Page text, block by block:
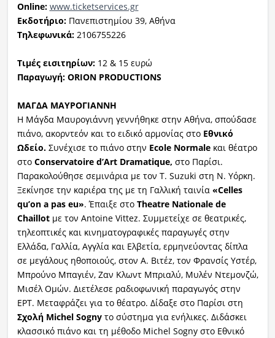
Online: www.ticketservices.gr
Εκδοτήριο: Πανεπιστημίου 39, Αθήνα
Τηλεφωνικά: 2106755226
Τιμές εισιτηρίων: 12 & 15 ευρώ
Παραγωγή: ORION PRODUCTIONS
ΜΑΓΔΑ ΜΑΥΡΟΓΙΑΝΝΗ
Η Μάγδα Μαυρογιάννη γεννήθηκε στην Αθήνα, σπούδασε
πιάνο, ακορντεόν και το ειδικό αρμονίας στοΕθνικό
Ωδείο. Συνέχισε το πιάνο στην Ecole Normale και θέατρο
στο Conservatoire d’Art Dramatique, στο Παρίσι.
Παρακολούθησε σεμινάρια με τον T. Suzuki στη Ν. Υόρκη.
Ξεκίνησε την καριέρα της με τη Γαλλική ταινία «Celles
qu’on a pas eu». Έπαιξε στο Theatre Nationale de
Chaillot με τον Antoine Vittez. Συμμετείχε σε θεατρικές,
τηλεοπτικές και κινηματογραφικές παραγωγές στην
Ελλάδα, Γαλλία, Αγγλία και Ελβετία, ερμηνεύοντας δίπλα
σε μεγάλους ηθοποιούς, στον Α. Βιτέz, τον Φρανσίς Υστέρ,
Μπρούνο Μπαγιέν, Ζαν Κλωντ Μπριαλύ, Μυλέν Ντεμονζώ,
Μισέλ Ομών. Διετέλεσε ραδιοφωνική παραγωγός στην
ΕΡΤ. Μεταφράζει για το θέατρο. Δίδαξε στο Παρίσι στη
Σχολή Michel Sognyτο σύστημα για ενήλικες. Διδάσκει
κλασσικό πιάνο και τη μέθοδο Michel Sogny στο Εθνικό